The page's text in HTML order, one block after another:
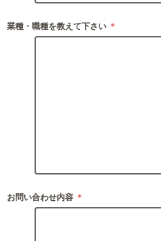
業種・職種を教えて下さい ＊
お問い合わせ内容 ＊